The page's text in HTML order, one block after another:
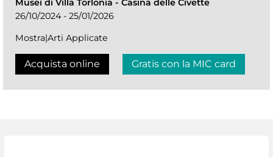
Musei di Villa Torlonia - Casina delle Civette
26/10/2024 - 25/01/2026
Mostra|Arti Applicate
Acquista online Gratis con la MIC card